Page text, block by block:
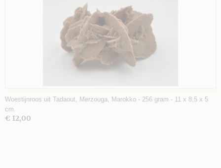
Woestijnroos uit Tadaout, Merzouga, Marokko - 256 gram - 11 x 8,5 x 5
cm.
€ 12,00